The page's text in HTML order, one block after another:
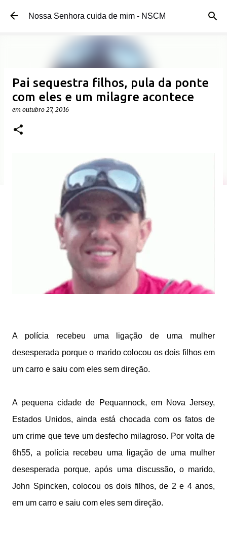
Pular para o conteúdo principal
Nossa Senhora cuida de mim - NSCM
Pai sequestra filhos, pula da ponte
com eles e um milagre acontece
em outubro 27, 2016
A polícia recebeu uma ligação de uma mulher
desesperada porque o marido colocou os dois filhos em
um carro e saiu com eles sem direção.
A pequena cidade de Pequannock, em Nova Jersey,
Estados Unidos, ainda está chocada com os fatos de
um crime que teve um desfecho milagroso. Por volta de
6h55, a polícia recebeu uma ligação de uma mulher
desesperada porque, após uma discussão, o marido,
John Spincken, colocou os dois filhos, de 2 e 4 anos,
em um carro e saiu com eles sem direção.